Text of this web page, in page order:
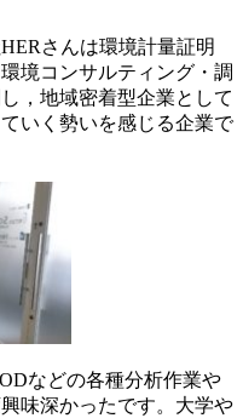
さんは環境計量証明
境コンサルティング・調
，地域密着型企業として
いく勢いを感じる企業で
などの各種分析作業や
味深かったです。大学や